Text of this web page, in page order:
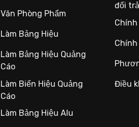
Văn Phòng Phẩm
Làm Bảng Hiệu
Làm Bảng Hiệu Quảng
Cáo
Làm Biển Hiệu Quảng
Cáo
Làm Bảng Hiệu Alu
đổi
Điều